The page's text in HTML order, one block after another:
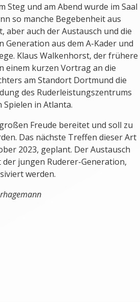
Steg und am Abend wurde im Saal
so manche Begebenheit aus
auch der Austausch und die
aus dem A-Kader und
Klaus Walkenhorst, der frühere
kurzen Vortrag an die
am Standort Dortmund die
des Ruderleistungszentrums
Spielen in Atlanta.
Freude bereitet und soll zu
Das nächste Treffen dieser Art
2023, geplant. Der Austausch
jungen Ruderer-Generation,
werden.